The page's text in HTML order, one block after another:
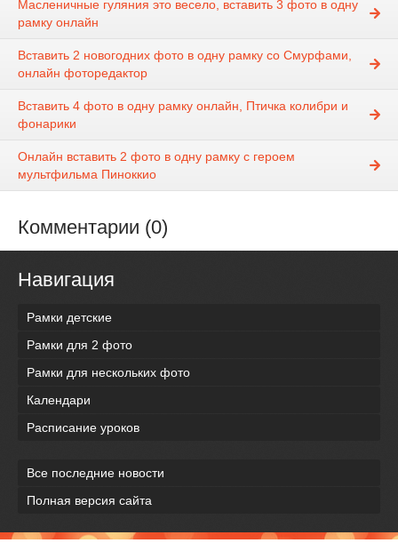
Масленичные гуляния это весело, вставить 3 фото в одну
рамку онлайн
Вставить 2 новогодних фото в одну рамку со Смурфами,
онлайн фоторедактор
Вставить 4 фото в одну рамку онлайн, Птичка колибри и
фонарики
Онлайн вставить 2 фото в одну рамку с героем
мультфильма Пиноккио
Комментарии (0)
Навигация
Рамки детские
Рамки для 2 фото
Рамки для нескольких фото
Календари
Расписание уроков
Все последние новости
Полная версия сайта